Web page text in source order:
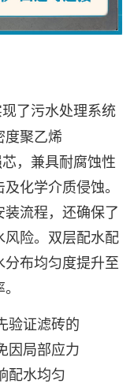
了污水处理系统
度聚乙烯
，兼具耐腐蚀性
化学介质侵蚀。
流程，还确保了
险。双层配水配
布均匀度提升至
验证滤砖的
因局部应力
配水均匀